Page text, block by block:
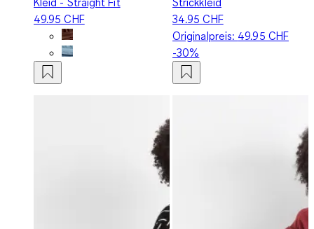
49.95 CHF
34.95 CHF
Originalpreis: 49.95 CHF
-30%